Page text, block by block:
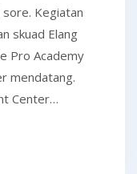
Kegiatan
skuad Elang
Pro Academy
mendatang.
Center…